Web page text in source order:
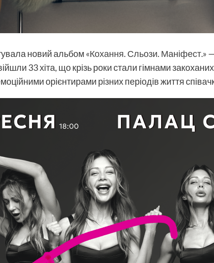
новий альбом«Кохання. Сльози. Маніфест.»
33 хіта, що крізь роки стали гімнами
орієнтирами різних періодів життя